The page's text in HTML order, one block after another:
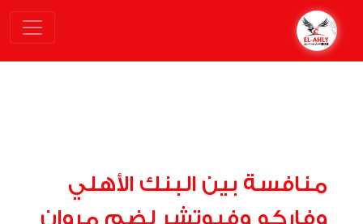
منافسة بين البنك الأهلي
وفاركو وفيوتشر لضم مروان